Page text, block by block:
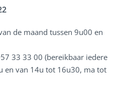
de maand tussen 9u00 en
33 33 00 (bereikbaar iedere
en van 14u tot 16u30, ma tot